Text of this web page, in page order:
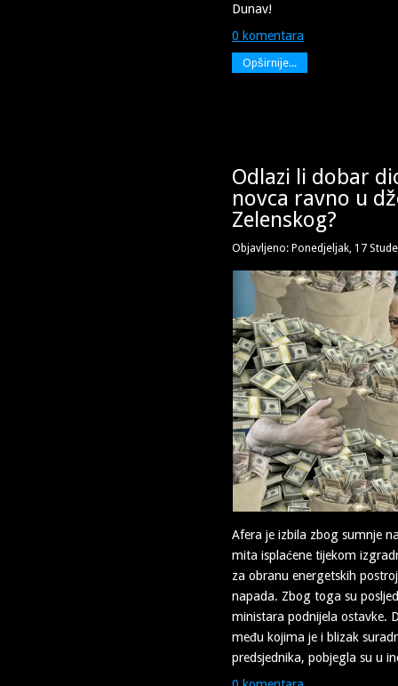
Dunav!
0 komentara
Opširnije...
Odlazi li dobar
novca ravno u
Zelenskog?
Objavljeno: Ponedjeljak, 17
Afera je izbila zbog sumnje
mita isplaćene tijekom
za obranu energetskih
napada. Zbog toga su
ministara podnijela ostavke.
među kojima je i blizak
predsjednika, pobjegla su u